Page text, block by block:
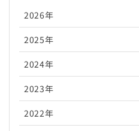
2026年
2026年8月
2026年7月
2026年6月
2026年5月
2025年
2025年12月
2025年11月
2025年10月
2024年
2024年12月
2024年11月
2023年
2023年12月
2022年